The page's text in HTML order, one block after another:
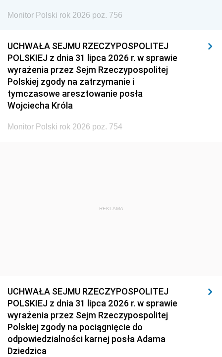
Monitor Polski rok 2026 poz. 756
UCHWAŁA SEJMU RZECZYPOSPOLITEJ
POLSKIEJ z dnia 31 lipca 2026 r. w sprawie
wyrażenia przez Sejm Rzeczypospolitej
Polskiej zgody na zatrzymanie i
tymczasowe aresztowanie posła
Wojciecha Króla
Monitor Polski rok 2026 poz. 754
REKLAMA
UCHWAŁA SEJMU RZECZYPOSPOLITEJ
POLSKIEJ z dnia 31 lipca 2026 r. w sprawie
wyrażenia przez Sejm Rzeczypospolitej
Polskiej zgody na pociągnięcie do
odpowiedzialności karnej posła Adama
Dziedzica